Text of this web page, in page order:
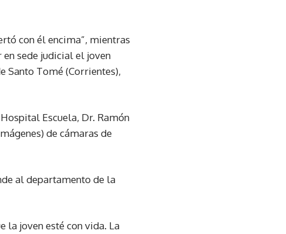
con él encima”, mientras
en sede judicial el joven
Santo Tomé (Corrientes),
Escuela, Dr. Ramón
de cámaras de
al departamento de la
la joven esté con vida. La